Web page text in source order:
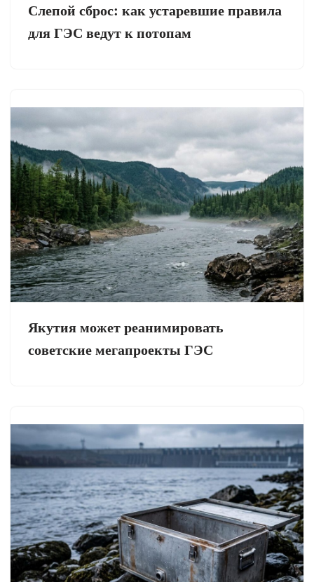
Слепой сброс: как устаревшие правила
для ГЭС ведут к потопам
Якутия может реанимировать
советские мегапроекты ГЭС